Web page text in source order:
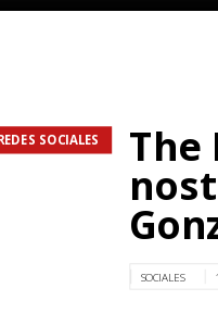
SOCIALES The
SOCIALES